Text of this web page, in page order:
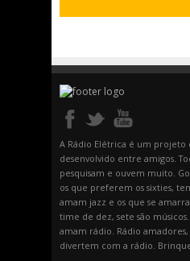
A Rádio Elétrica é um projeto
desenvolvido entre amigos.
pesquisam e ouvem muito.
os que preferem os sixties,
amam jazz e os que se
time de dez, sete são
amam rádio. Rádio
divertem com a rádio.